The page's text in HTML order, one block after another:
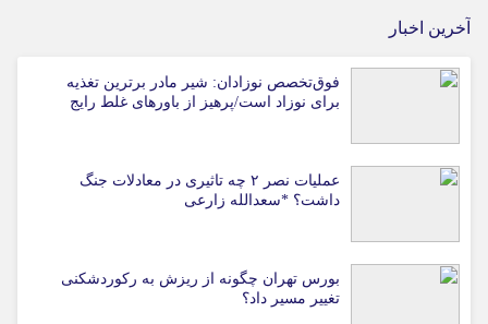
آخرین اخبار
فوق‌تخصص نوزادان: شیر مادر برترین تغذیه
برای نوزاد است/پرهیز از باورهای غلط رایج
عملیات نصر ۲ چه تاثیری در معادلات جنگ
داشت؟ *سعدالله زارعی
بورس تهران چگونه از ریزش به رکوردشکنی
تغییر مسیر داد؟